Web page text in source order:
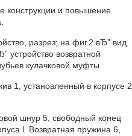
конструкции и повышение
разрез; на фиг.2 вЂ” вид
устройство возвратной
кулачковой муфты.
1, установленный в корпусе 2
шнур 5, свободный конец
l. Возвратная пружина 6,